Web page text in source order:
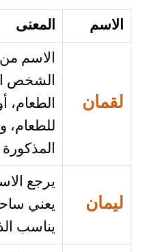
الاسم المعنى
لقمان
الاسم
الشخص
الطعام،
للطعام،
ليمان
يرجع
يعني
يناسب